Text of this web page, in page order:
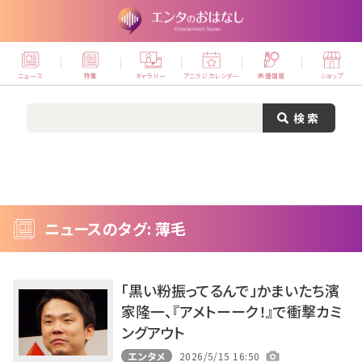
ニュース 特集 ギャラリー アニラジカレンダー 声優情報 ショップ
ニュースのタグ: 薄毛
「黒い粉振ってるんで」かまいたち濱
家隆一、『アメトーーク！』で衝撃カミ
ングアウト
エンタメ 2026/5/15 16:50